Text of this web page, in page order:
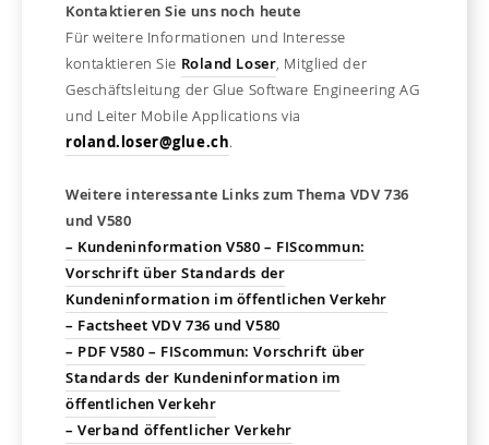
Kontaktieren Sie uns noch heute
Für weitere Informationen und Interesse
kontaktieren Sie Roland Loser, Mitglied der
Geschäftsleitung der Glue Software Engineering AG
und Leiter Mobile Applications via
roland.loser@glue.ch.
Weitere interessante Links zum Thema VDV 736
und V580
– Kundeninformation V580 – FIScommun:
Vorschrift über Standards der
Kundeninformation im öffentlichen Verkehr
– Factsheet VDV 736 und V580
– PDF V580 – FIScommun: Vorschrift über
Standards der Kundeninformation im
öffentlichen Verkehr
– Verband öffentlicher Verkehr